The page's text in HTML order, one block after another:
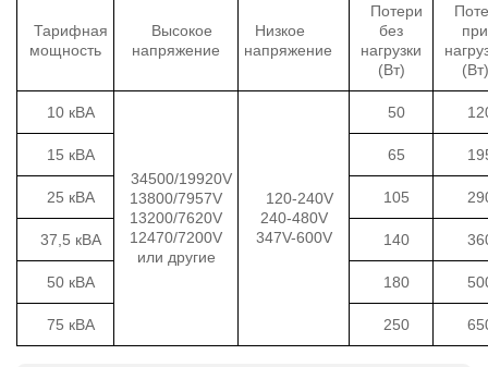
Тарифная
мощность
Высокое
напряжение
Низкое
напряжение
Потери
без
нагрузки
(Вт)
при
(Вт)
10 кВА
34500/19920V
13800/7957V
13200/7620V
12470/7200V
или другие
120-240V
240-480V
347V-600V
50
15 кВА 65
25 кВА 105
37,5 кВА 140
50 кВА 180
75 кВА 250